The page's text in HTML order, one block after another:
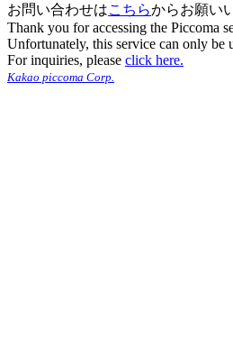
お問い合わせはこちらからお願い
Thank you for accessing the Piccoma
Unfortunately, this service can only be
For inquiries, please click here.
Kakao piccoma Corp.